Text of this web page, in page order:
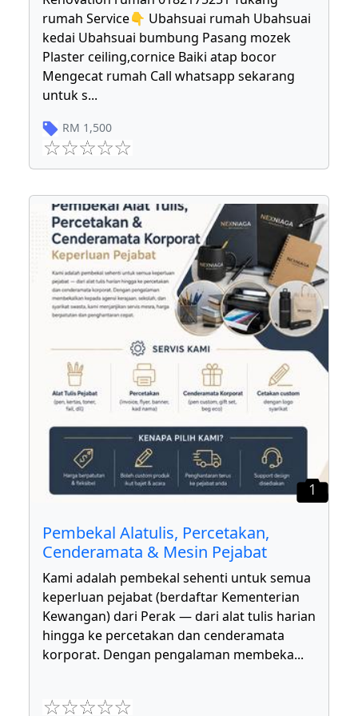
rumah Service👇 Ubahsuai rumah Ubahsuai
kedai Ubahsuai bumbung Pasang mozek
Plaster ceiling,cornice Baiki atap bocor
Mengecat rumah Call whatsapp sekarang
untuk s...
RM 1,500
1
Pembekal Alatulis, Percetakan,
Cenderamata & Mesin Pejabat
Kami adalah pembekal sehenti untuk semua
keperluan pejabat (berdaftar Kementerian
Kewangan) dari Perak — dari alat tulis harian
hingga ke percetakan dan cenderamata
korporat. Dengan pengalaman membeka...